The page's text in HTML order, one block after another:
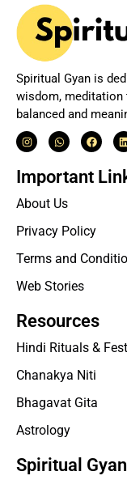
Spiritual Gyan is
wisdom, meditation
balanced and
Important
About Us
Privacy Policy
Terms and
Web Stories
Resources
Hindi Rituals &
Chanakya Niti
Bhagavat Gita
Astrology
Spiritual